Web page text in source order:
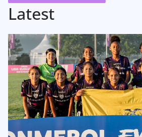
Latest